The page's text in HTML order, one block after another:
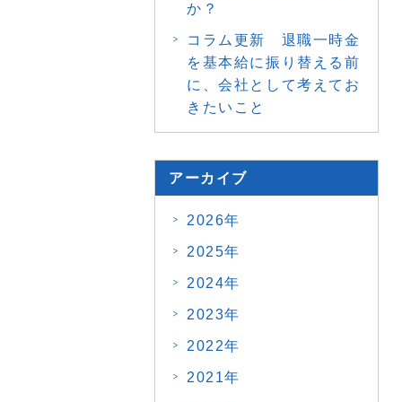
か？
コラム更新 退職一時金
を基本給に振り替える前
に、会社として考えてお
きたいこと
アーカイブ
2026年
2025年
2024年
2023年
2022年
2021年